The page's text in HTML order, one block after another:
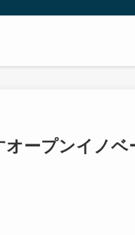
ープンイノ